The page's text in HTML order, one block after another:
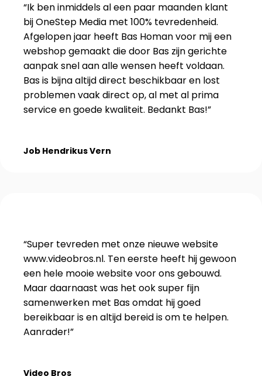
“Ik ben inmiddels al een paar maanden klant
bij OneStep Media met 100% tevredenheid.
Afgelopen jaar heeft Bas Homan voor mij een
webshop gemaakt die door Bas zijn gerichte
aanpak snel aan alle wensen heeft voldaan.
Bas is bijna altijd direct beschikbaar en lost
problemen vaak direct op, al met al prima
service en goede kwaliteit. Bedankt Bas!”
Job Hendrikus Vern
“Super tevreden met onze nieuwe website
www.videobros.nl. Ten eerste heeft hij gewoon
een hele mooie website voor ons gebouwd.
Maar daarnaast was het ook super fijn
samenwerken met Bas omdat hij goed
bereikbaar is en altijd bereid is om te helpen.
Aanrader!”
Video Bros